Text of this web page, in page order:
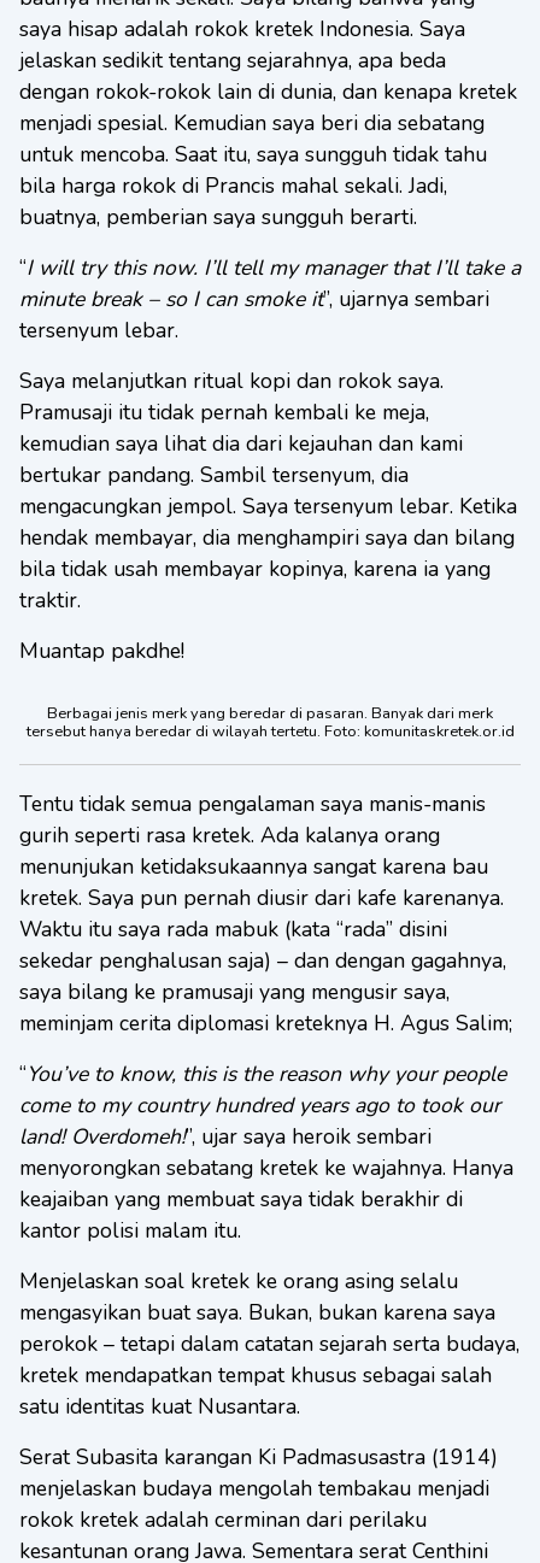
saya hisap adalah rokok kretek Indonesia. Saya
jelaskan sedikit tentang sejarahnya, apa beda
dengan rokok-rokok lain di dunia, dan kenapa kretek
menjadi spesial. Kemudian saya beri dia sebatang
untuk mencoba. Saat itu, saya sungguh tidak tahu
bila harga rokok di Prancis mahal sekali. Jadi,
buatnya, pemberian saya sungguh berarti.
“I will try this now. I’ll tell my manager that I’ll take a
minute break – so I can smoke it”, ujarnya sembari
tersenyum lebar.
Saya melanjutkan ritual kopi dan rokok saya.
Pramusaji itu tidak pernah kembali ke meja,
kemudian saya lihat dia dari kejauhan dan kami
bertukar pandang. Sambil tersenyum, dia
mengacungkan jempol. Saya tersenyum lebar. Ketika
hendak membayar, dia menghampiri saya dan bilang
bila tidak usah membayar kopinya, karena ia yang
traktir.
Muantap pakdhe!
Berbagai jenis merk yang beredar di pasaran. Banyak dari merk
tersebut hanya beredar di wilayah tertetu. Foto: komunitaskretek.or.id
Tentu tidak semua pengalaman saya manis-manis
gurih seperti rasa kretek. Ada kalanya orang
menunjukan ketidaksukaannya sangat karena bau
kretek. Saya pun pernah diusir dari kafe karenanya.
Waktu itu saya rada mabuk (kata “rada” disini
sekedar penghalusan saja) – dan dengan gagahnya,
saya bilang ke pramusaji yang mengusir saya,
meminjam cerita diplomasi kreteknya H. Agus Salim;
“You’ve to know, this is the reason why your people
come to my country hundred years ago to took our
land! Overdomeh!”, ujar saya heroik sembari
menyorongkan sebatang kretek ke wajahnya. Hanya
keajaiban yang membuat saya tidak berakhir di
kantor polisi malam itu.
Menjelaskan soal kretek ke orang asing selalu
mengasyikan buat saya. Bukan, bukan karena saya
perokok – tetapi dalam catatan sejarah serta budaya,
kretek mendapatkan tempat khusus sebagai salah
satu identitas kuat Nusantara.
Serat Subasita karangan Ki Padmasusastra (1914)
menjelaskan budaya mengolah tembakau menjadi
rokok kretek adalah cerminan dari perilaku
kesantunan orang Jawa. Sementara serat Centhini